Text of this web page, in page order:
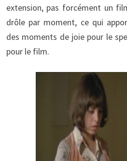
extension, pas forcément un
drôle par moment, ce qui
des moments de joie pour le
pour le film.